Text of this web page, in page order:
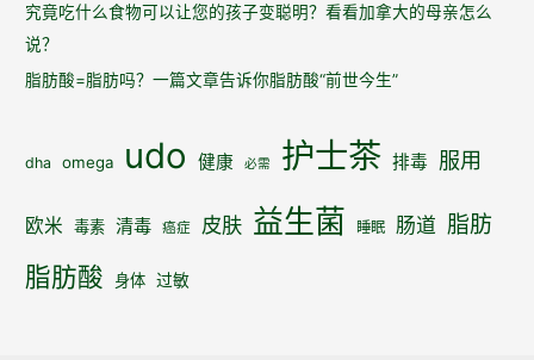
究竟吃什么食物可以让您的孩子变聪明？看看加拿大的母亲怎么
说？
脂肪酸=脂肪吗？一篇文章告诉你脂肪酸“前世今生”
dha omega udo 健康 必需 护士茶 排毒 服用
欧米 毒素 清毒 癌症 皮肤 益生菌 睡眠 肠道 脂肪
脂肪酸 身体 过敏